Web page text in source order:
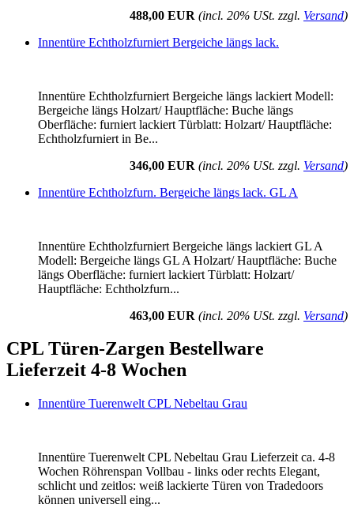
488,00 EUR (incl. 20% USt. zzgl. Versand)
Innentüre Echtholzfurniert Bergeiche längs lack.
Innentüre Echtholzfurniert Bergeiche längs lackiert Modell:
Bergeiche längs Holzart/ Hauptfläche: Buche längs
Oberfläche: furniert lackiert Türblatt: Holzart/ Hauptfläche:
Echtholzfurniert in Be...
346,00 EUR (incl. 20% USt. zzgl. Versand)
Innentüre Echtholzfurn. Bergeiche längs lack. GL A
Innentüre Echtholzfurniert Bergeiche längs lackiert GL A
Modell: Bergeiche längs GL A Holzart/ Hauptfläche: Buche
längs Oberfläche: furniert lackiert Türblatt: Holzart/
Hauptfläche: Echtholzfurn...
463,00 EUR (incl. 20% USt. zzgl. Versand)
CPL Türen-Zargen Bestellware
Lieferzeit 4-8 Wochen
Innentüre Tuerenwelt CPL Nebeltau Grau
Innentüre Tuerenwelt CPL Nebeltau Grau Lieferzeit ca. 4-8
Wochen Röhrenspan Vollbau - links oder rechts Elegant,
schlicht und zeitlos: weiß lackierte Türen von Tradedoors
können universell eing...